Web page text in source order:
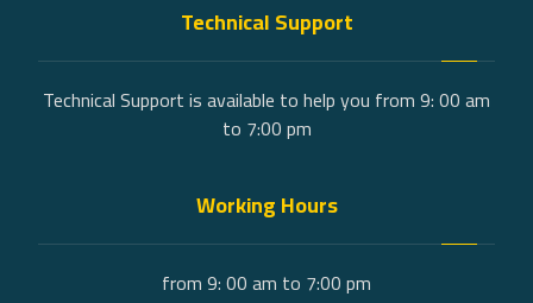
Technical Support
Technical Support is available to help you from 9: 00 am
to 7:00 pm
Working Hours
from 9: 00 am to 7:00 pm